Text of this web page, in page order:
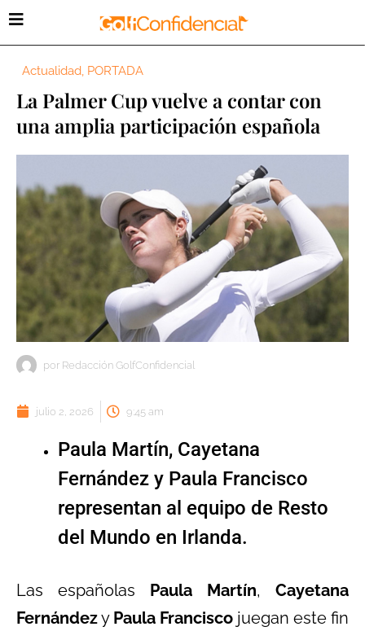
Actualidad, PORTADA
La Palmer Cup vuelve a contar con
una amplia participación española
por Redacción GolfConfidencial
julio 2, 2026 9:45 am
Paula Martín, Cayetana
Fernández y Paula Francisco
representan al equipo de Resto
del Mundo en Irlanda.
Las españolas Paula Martín, Cayetana
Fernándezy Paula Francisco juegan este fin